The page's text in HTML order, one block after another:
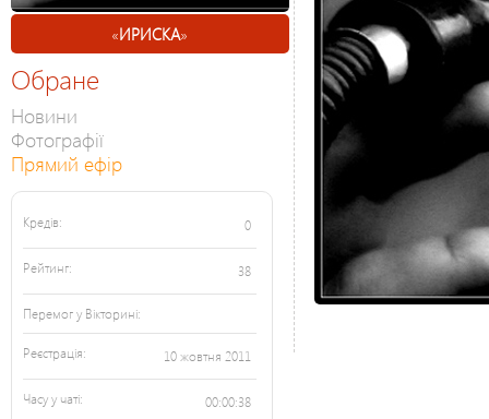
«ИРИСКА»
Обране
Новини
Фотографії
Прямий ефір
Кредів: 0
Рейтинг: 38
Перемог у Вікторині:
Реєстрація: 10 жовтня 2011
Часу у чаті: 00:00:38